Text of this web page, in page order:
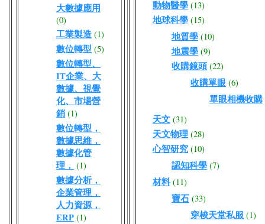
大數據應用
(0)
工業製造 (1)
數位轉型 (5)
數位轉型、
IT企業、大
數據、視覺
化、市場營
銷 (1)
數位轉型，
數據思維，
數據化管
理， (1)
數據分析，
企業管理，
人力資源，
ERP (1)
動物醫學 (13)
地球科學 (15)
地質學 (10)
地震學 (9)
收購鏡頭 (22)
收購單眼 (6)
單眼相機收購
天文 (31)
天文物理 (28)
心智研究 (10)
認知科學 (7)
材料 (11)
寶石 (33)
穿梭天堂私服 (1)